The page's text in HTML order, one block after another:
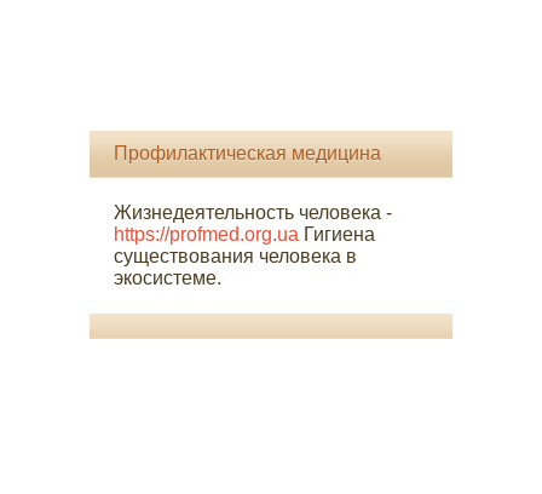
Профилактическая медицина
Жизнедеятельность человека -
https://profmed.org.ua Гигиена
существования человека в
экосистеме.